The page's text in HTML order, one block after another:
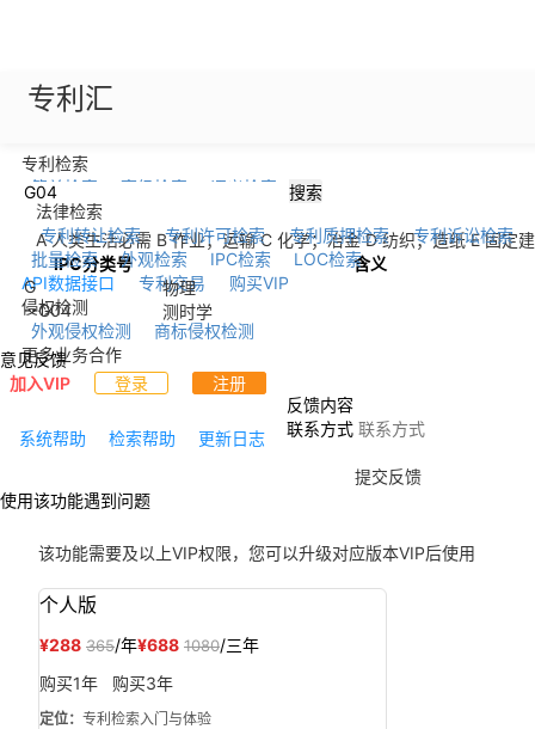
专利汇
专利检索
简单检索
高级检索
语义检索
法律检索
专利转让检索
专利许可检索 专利质押检索
专利诉讼检索
批量检索
外观检索 IPC检索
LOC检索
API数据接口
专利交易
购买VIP
侵权检测
外观侵权检测
商标侵权检测
更多业务合作
加入VIP
登录 注册
系统帮助 检索帮助 更新日志
搜索
A 人类生活必需 B 作业；运输C 化学；冶金D 纺织；造纸E 固定
IPC分类号
含义
G
物理
--G04 测时学
意见反馈
反馈内容
联系方式
提交反馈
使用该功能遇到问题
该功能需要及以上VIP权限，您可以升级对应版本VIP后使用
个人版
¥288 365/年¥688 1080/三年
购买1年
购买3年
定位： 专利检索入门与体验